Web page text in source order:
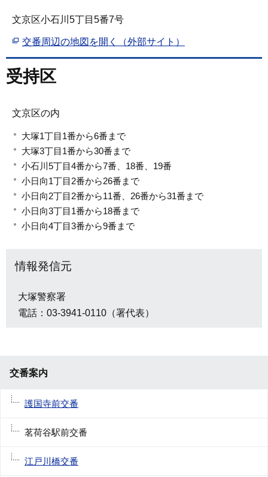
文京区小石川5丁目5番7号
交番周辺の地図を開く（外部サイト）
受持区
文京区の内
大塚1丁目1番から6番まで
大塚3丁目1番から30番まで
小石川5丁目4番から7番、18番、19番
小日向1丁目2番から26番まで
小日向2丁目2番から11番、26番から31番まで
小日向3丁目1番から18番まで
小日向4丁目3番から9番まで
情報発信元
大塚警察署
電話：03-3941-0110（署代表）
交番案内
護国寺前交番
茗荷谷駅前交番
江戸川橋交番